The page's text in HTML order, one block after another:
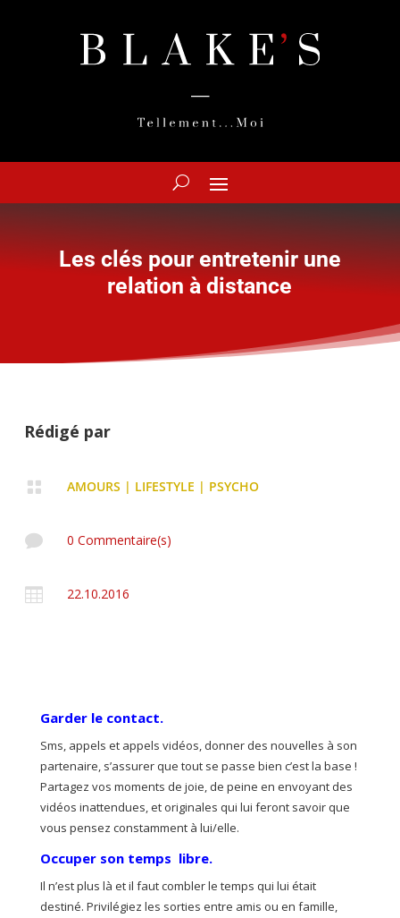
Les clés pour entretenir une
relation à distance
Rédigé par
 AMOURS | LIFESTYLE | PSYCHO
 0 Commentaire(s)
 22.10.2016
Garder le contact.
Sms, appels et appels vidéos, donner des nouvelles à son
partenaire, s’assurer que tout se passe bien c’est la base !
Partagez vos moments de joie, de peine en envoyant des
vidéos inattendues, et originales qui lui feront savoir que
vous pensez constamment à lui/elle.
Occuper son temps libre.
Il n’est plus là et il faut combler le temps qui lui était
destiné. Privilégiez les sorties entre amis ou en famille,